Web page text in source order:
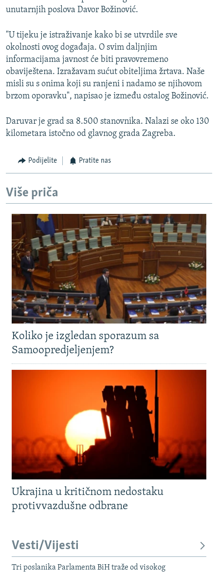
unutarnjih poslova Davor Božinović.
"U tijeku je istraživanje kako bi se utvrdile sve
okolnosti ovog događaja. O svim daljnjim
informacijama javnost će biti pravovremeno
obaviještena. Izražavam sućut obiteljima žrtava. Naše
misli su s onima koji su ranjeni i nadamo se njihovom
brzom oporavku", napisao je između ostalog Božinović.
Daruvar je grad sa 8.500 stanovnika. Nalazi se oko 130
kilometara istočno od glavnog grada Zagreba.
Podijelite Pratite nas
Više priča
Koliko je izgledan sporazum sa
Samoopredjeljenjem?
Ukrajina u kritičnom nedostaku
protivvazdušne odbrane
Vesti/Vijesti
Tri poslanika Parlamenta BiH traže od visokog